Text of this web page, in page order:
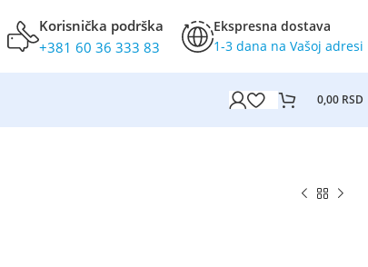
Korisnička podrška
+381 60 36 333 83
Ekspresna dostava
1-3 dana na Vašoj adresi
0,00 RSD